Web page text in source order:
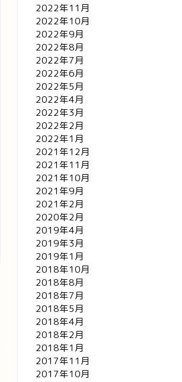
クリッセイ
2022年11月
2022年10月
2022年9月
2022年8月
2022年7月
2022年6月
2022年5月
2022年4月
2022年3月
2022年2月
2022年1月
2021年12月
2021年11月
2021年10月
2021年9月
2021年2月
2020年2月
2019年4月
2019年3月
2019年1月
2018年10月
2018年8月
2018年7月
2018年5月
2018年4月
2018年2月
2018年1月
2017年11月
2017年10月